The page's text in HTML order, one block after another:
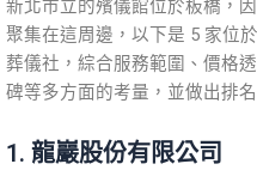
新北市立的殯儀館位於板橋，
聚集在這周邊，以下是 5 家位
葬儀社，綜合服務範圍、價格
碑等多方面的考量，並做出排名
1. 龍巖股份有限公司